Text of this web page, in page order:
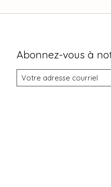
Abonnez-vous à